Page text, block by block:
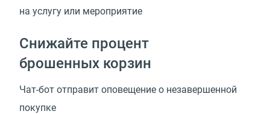
на услугу или мероприятие
Снижайте процент
брошенных корзин
Чат-бот отправит оповещение о незавершенной
покупке